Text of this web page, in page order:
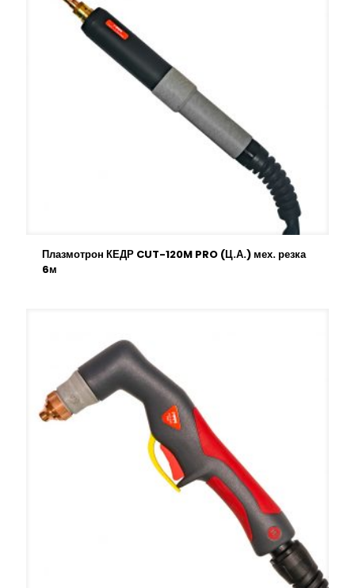
Плазмотрон КЕДР CUT-120M PRO (Ц.А.) мех. резка
6м